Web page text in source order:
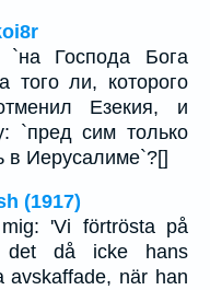
Господа Бога
ли, которого
Езекия, и
`пред сим только
в Иерусалиме`?[]
(1917)
'Vi förtrösta på
det då icke hans
avskaffade, när han